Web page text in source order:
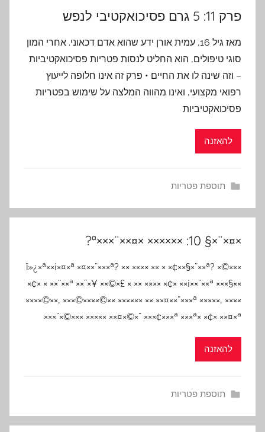
פרק 11: 5 גרם פסיכואקטיבי לנפש
מאז גיל 16, עמית אורן ידע שהוא אדם דכאוני. אחרי המון
סוגי טיפולים, הוא החליט לנסות פטריות פסיכואקטיביות
– וזה שינה לו את החיים • פרק זה אינו חלופה לייעוץ
רפואי מקצועי, ואינו מהווה המלצה על שימוש בפטריות
פסיכואקטיביות
להאזנה
תוספת פטריות
×¤×¨×§ 10: ×××××× ×¤××¨×××ª?
ï»¿×ª××¡×¤×ª ×¤××¨×××ª? ×× ×××× ×× × ×¢××§×¨××ª? ×©×××
×¢× × ××¨××ª ××¨×¥ ××©×£ × ×× ×××× ×¢× ××¡××¨××ª ×××§××
××××©××, ×××©××××©×× ×××××× ×× ××¤××¨×××ª ×××××, ××××
××¤×©×¨ ×××¢×××ª ×××ª× ×¢× ××¤×ª ××××× ×××©×¨×××
להאזנה
תוספת פטריות